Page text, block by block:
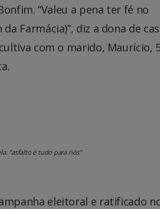
“Valeu a pena ter fé no
Farmácia)”, diz a dona de
com o marido, Maurício,
“asfalto é tudo para nós”
eleitoral e ratificado